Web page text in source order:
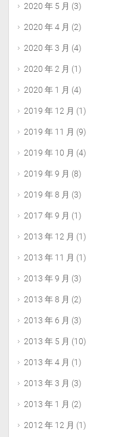
2020 年 5 月 (3)
2020 年 4 月 (2)
2020 年 3 月 (4)
2020 年 2 月 (1)
2020 年 1 月 (4)
2019 年 12 月 (1)
2019 年 11 月 (9)
2019 年 10 月 (4)
2019 年 9 月 (8)
2019 年 8 月 (3)
2017 年 9 月 (1)
2013 年 12 月 (1)
2013 年 11 月 (1)
2013 年 9 月 (3)
2013 年 8 月 (2)
2013 年 6 月 (3)
2013 年 5 月 (10)
2013 年 4 月 (1)
2013 年 3 月 (3)
2013 年 1 月 (2)
2012 年 12 月 (1)